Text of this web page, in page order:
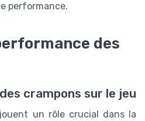
performance.
des
crampons sur le jeu
jouent un rôle crucial dans la